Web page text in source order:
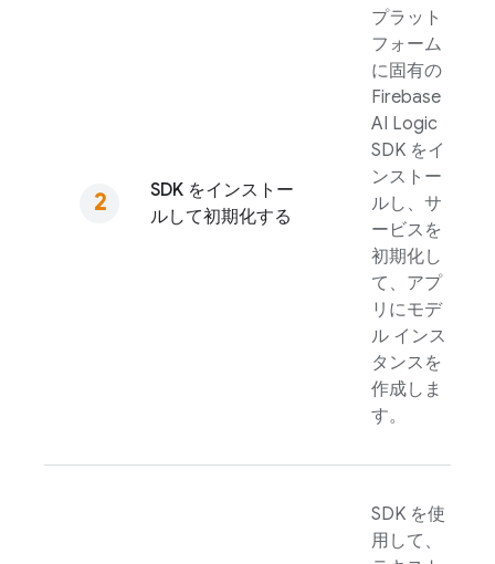
SDK をインストー
ルして初期化する
プラット
フォーム
に固有の
Firebase
AI Logic
SDK をイ
ンストー
ルし、サ
ービスを
初期化し
て、アプ
リにモデ
ル インス
タンスを
作成しま
す。
SDK を使
用して、